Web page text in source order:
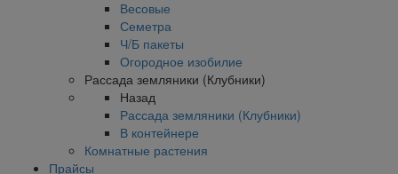
Весовые
Семетра
Ч/Б пакеты
Огородное изобилие
Рассада земляники (Клубники)
Назад
Рассада земляники (Клубники)
В контейнере
Комнатные растения
Прайсы